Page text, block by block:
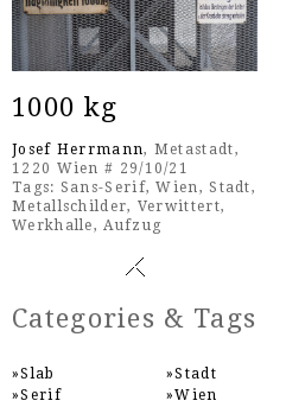
1000 kg
Josef Herrmann, Metastadt,
1220 Wien # 29/10/21
Tags: Sans-Serif,Wien,Stadt,
Metallschilder, Verwittert,
Werkhalle,Aufzug
Categories & Tags
Slab
Serif
Stadt
Wien